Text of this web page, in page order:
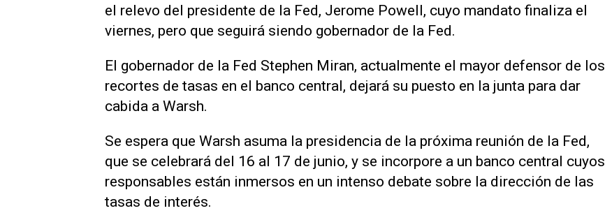
el relevo del presidente de la Fed, Jerome Powell, ⁠cuyo mandato finaliza el
viernes, pero que seguirá siendo gobernador de la Fed.
El gobernador de la Fed Stephen Miran, actualmente el mayor defensor de los
recortes de tasas en el banco central, dejará su ‌puesto en la junta para dar
cabida a Warsh.
Se espera que Warsh asuma la presidencia de la próxima reunión de la Fed,
que se celebrará del ‌16 al 17 de junio, y se incorpore a un banco central cuyos
responsables ‌están inmersos ⁠en un intenso debate sobre la dirección de las
tasas ​de interés.